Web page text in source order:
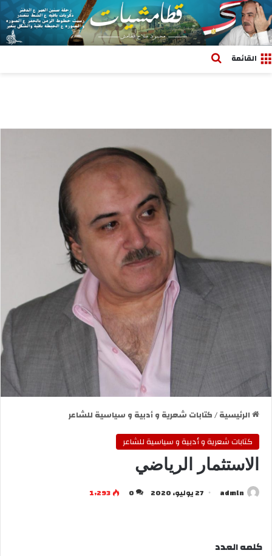
القائمة
الرئيسية/كتابات شعرية و أدبية و سياسية للشاعر
كتابات شعرية و أدبية و سياسية للشاعر
الاستثمار الرياضي
admln 27 يوليو، 2020 0 1٬293
كلمه العدد